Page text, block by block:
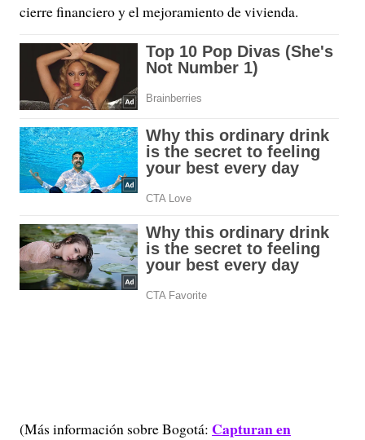
cierre financiero y el mejoramiento de vivienda.
(Más información sobre Bogotá: Capturan en